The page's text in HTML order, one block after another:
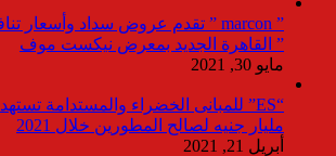
” القاهرة الجديد بمعرض نيكست موف
مايو 30, 2021
مليار جنيه لصالح المطورين خلال 2021
أبريل 21, 2021